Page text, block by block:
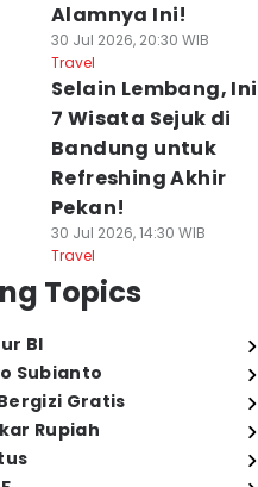
Alamnya Ini!
30 Jul 2026, 20:30 WIB
Travel
Selain Lembang, Ini
7 Wisata Sejuk di
Bandung untuk
Refreshing Akhir
Pekan!
30 Jul 2026, 14:30 WIB
Travel
Topics
BI
Subianto
Gratis
Rupiah